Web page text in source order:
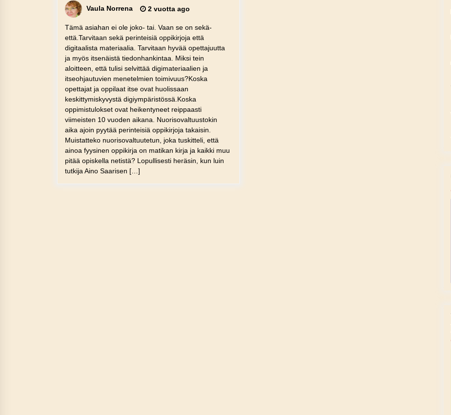
Vaula Norrena 2 vuotta ago
Tämä asiahan ei ole joko- tai. Vaan se on sekä-
että.Tarvitaan sekä perinteisiä oppikirjoja että
digitaalista materiaalia. Tarvitaan hyvää opettajuutta
ja myös itsenäistä tiedonhankintaa. Miksi tein
aloitteen, että tulisi selvittää digimateriaalien ja
itseohjautuvien menetelmien toimivuus?Koska
opettajat ja oppilaat itse ovat huolissaan
keskittymiskyvystä digiympäristössä.Koska
oppimistulokset ovat heikentyneet reippaasti
viimeisten 10 vuoden aikana. Nuorisovaltuustokin
aika ajoin pyytää perinteisiä oppikirjoja takaisin.
Muistatteko nuorisovaltuutetun, joka tuskitteli, että
ainoa fyysinen oppikirja on matikan kirja ja kaikki muu
pitää opiskella netistä? Lopullisesti heräsin, kun luin
tutkija Aino Saarisen […]